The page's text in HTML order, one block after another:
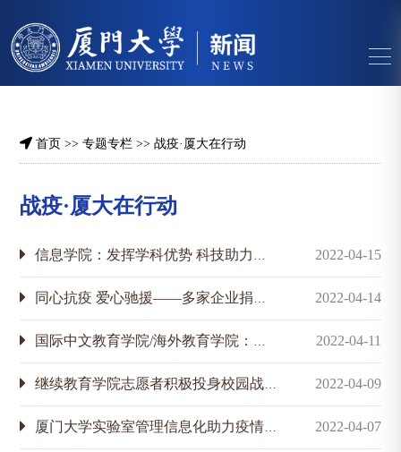
首页 >>专题专栏 >>战疫·厦大在行动
战疫·厦大在行动
信息学院：发挥学科优势 科技助力抗疫 2022-04-15
同心抗疫 爱心驰援——多家企业捐赠抗疫物资助力我校疫情防控 2022-04-14
国际中文教育学院/海外教育学院：青年党员引领疫情防控工作 2022-04-11
继续教育学院志愿者积极投身校园战“疫” 2022-04-09
厦门大学实验室管理信息化助力疫情防控工作 2022-04-07